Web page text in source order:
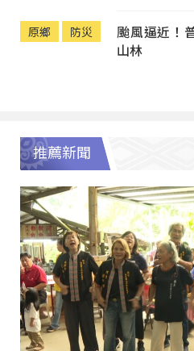
原鄉 防災
颱風逼近！
山林
推薦新聞